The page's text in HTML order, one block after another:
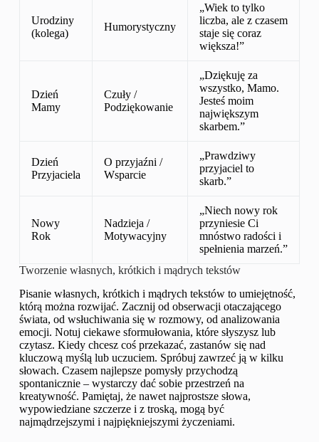
Urodziny
(kolega)
Humorystyczny
„Wiek to tylko
liczba, ale z czasem
staje się coraz
większa!”
Dzień
Mamy
Czuły /
Podziękowanie
„Dziękuję za
wszystko, Mamo.
Jesteś moim
największym
skarbem.”
Dzień
Przyjaciela
O przyjaźni /
Wsparcie
„Prawdziwy
przyjaciel to
skarb.”
Nowy
Rok
Nadzieja /
Motywacyjny
„Niech nowy rok
przyniesie Ci
mnóstwo radości i
spełnienia marzeń.”
Tworzenie własnych, krótkich i mądrych tekstów
Pisanie własnych, krótkich i mądrych tekstów to umiejętność,
którą można rozwijać. Zacznij od obserwacji otaczającego
świata, od wsłuchiwania się w rozmowy, od analizowania
emocji. Notuj ciekawe sformułowania, które słyszysz lub
czytasz. Kiedy chcesz coś przekazać, zastanów się nad
kluczową myślą lub uczuciem. Spróbuj zawrzeć ją w kilku
słowach. Czasem najlepsze pomysły przychodzą
spontanicznie – wystarczy dać sobie przestrzeń na
kreatywność. Pamiętaj, że nawet najprostsze słowa,
wypowiedziane szczerze i z troską, mogą być
najmądrzejszymi i najpiękniejszymi życzeniami.